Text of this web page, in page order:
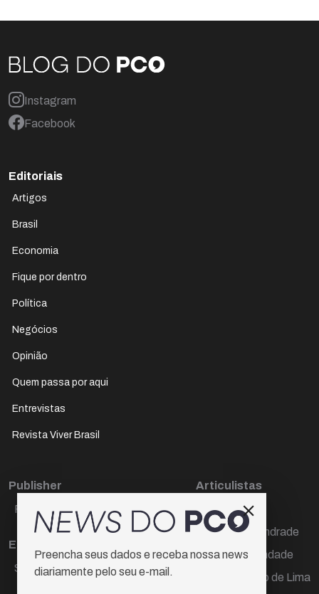
Instagram
Facebook
Editoriais
Artigos
Brasil
Economia
Fique por dentro
Política
Negócios
Opinião
Quem passa por aqui
Entrevistas
Revista Viver Brasil
Publisher
Paulo Cesar de Oliveira
Editora Chefe
Sueli Cotta
Articulistas
Décio Freire
Dr Marcos Andrade
Hamilton Trindade
Igor Carvalho de Lima
Preencha seus dados e receba nossa news
diariamente pelo seu e-mail.